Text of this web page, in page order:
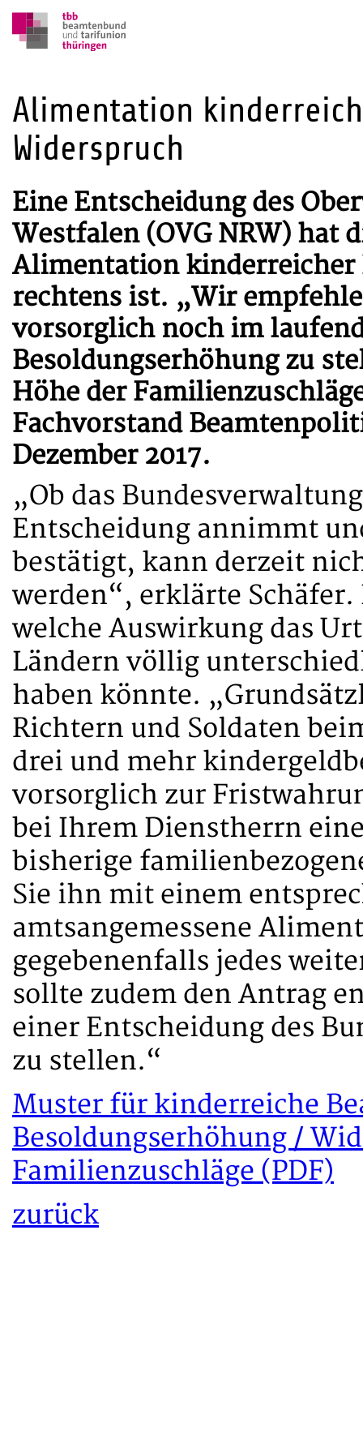
Alimentation
Widerspruch
Eine Entscheidung des
Westfalen (OVG NRW) hat
Alimentation kinderreicher
rechtens ist. „Wir
vorsorglich noch im
Besoldungserhöhung zu
Höhe der
Fachvorstand
Dezember 2017.
„Ob das
Entscheidung annimmt
bestätigt, kann derzeit
werden“, erklärte Schäfer.
welche Auswirkung das
Ländern völlig
haben könnte.
Richtern und Soldaten
drei und mehr
vorsorglich zur
bei Ihrem Dienstherrn
bisherige
Sie ihn mit einem
amtsangemessene
gegebenenfalls jedes
sollte zudem den Antrag
einer Entscheidung des
zu stellen.“
Muster für kinderreiche
Besoldungserhöhung /
Familienzuschläge (PDF)
zurück